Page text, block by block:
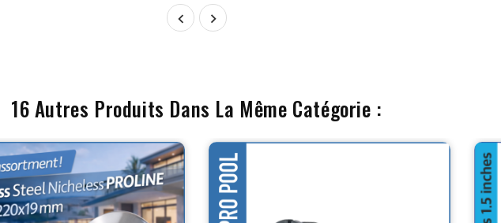
 
16 Autres Produits Dans La Même Catégorie :